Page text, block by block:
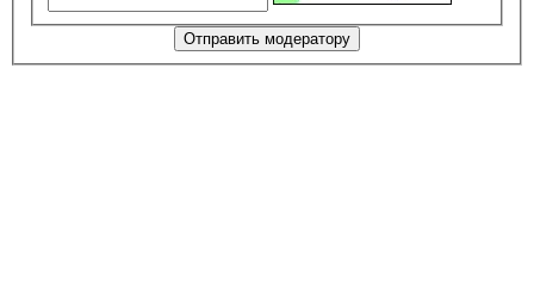
Отправить модератору